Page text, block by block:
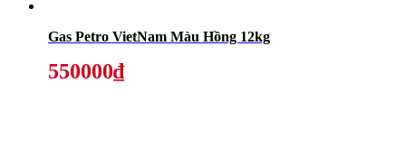
Gas Petro VietNam Màu Hồng 12kg
550000₫